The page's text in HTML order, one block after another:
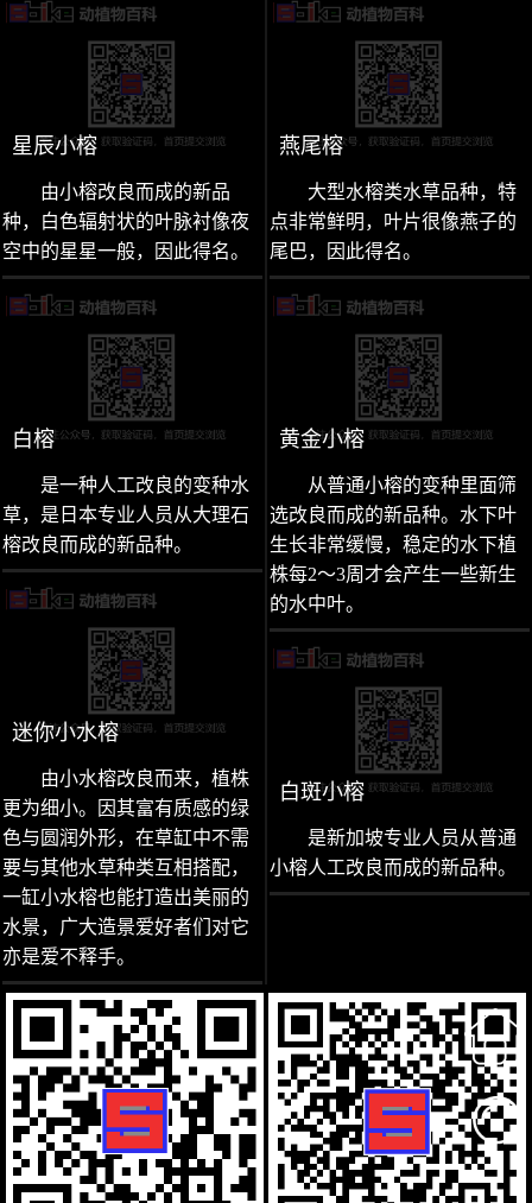
星辰小榕
由小榕改良而成的新品
种，白色辐射状的叶脉衬像夜
空中的星星一般，因此得名。
白榕
是一种人工改良的变种水
草，是日本专业人员从大理石
榕改良而成的新品种。
迷你小水榕
由小水榕改良而来，植株
更为细小。因其富有质感的绿
色与圆润外形，在草缸中不需
要与其他水草种类互相搭配，
一缸小水榕也能打造出美丽的
水景，广大造景爱好者们对它
亦是爱不释手。
燕尾榕
大型水榕类水草品种，特
点非常鲜明，叶片很像燕子的
尾巴，因此得名。
黄金小榕
从普通小榕的变种里面筛
选改良而成的新品种。水下叶
生长非常缓慢，稳定的水下植
株每2～3周才会产生一些新生
的水中叶。
白斑小榕
是新加坡专业人员从普通
小榕人工改良而成的新品种。